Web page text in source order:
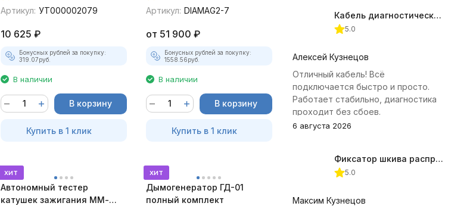
Артикул: УТ000002079
10 625 ₽
Бонусных рублей за покупку:
319.07руб.
В наличии
В корзину
Купить в 1 клик
Артикул: DIAMAG2-7
от 51 900 ₽
Бонусных рублей за покупку:
1558.56руб.
В наличии
В корзину
Купить в 1 клик
хит
Автономный тестер
катушек зажигания ММ-
хит
Дымогенератор ГД-01
полный комплект
Кабель диагностический ГАЗ 24 для АВТОАС
5.0
Алексей Кузнецов
Отличный кабель! Всё
подключается быстро и просто.
Работает стабильно, диагностика
проходит без сбоев.
6 августа 2026
Фиксатор шкива распредвала (Subaru) JTC-4409
5.0
Максим Кузнецов